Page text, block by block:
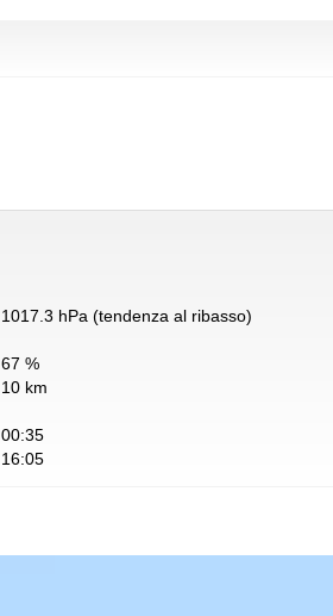
1017.3 hPa (tendenza al ribasso)
67 %
10 km
00:35
16:05